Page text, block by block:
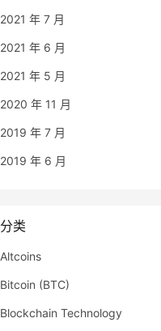
2021 年 7 月
2021 年 6 月
2021 年 5 月
2020 年 11 月
2019 年 7 月
2019 年 6 月
分类
Altcoins
Bitcoin (BTC)
Blockchain Technology